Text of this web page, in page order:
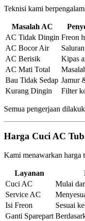
Teknisi kami
Masalah AC
AC Tidak Dingin Freon
AC Bocor Air
AC Berisik
Kipas
AC Mati Total
Bau Tidak Sedap Jamur
Kurang Dingin
Filter
Semua pengerjaan
Harga Cuci AC
Kami menawarkan harga
Layanan
Cuci AC
Mulai
Service AC
Isi Freon
Sesuai
Ganti Sparepart